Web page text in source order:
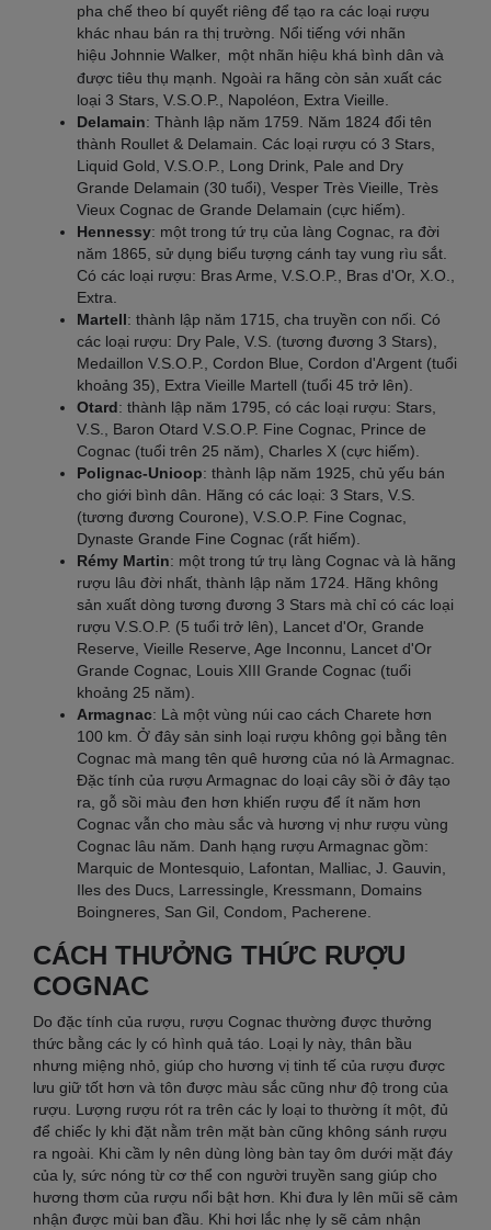
pha chế theo bí quyết riêng để tạo ra các loại rượu
khác nhau bán ra thị trường. Nổi tiếng với nhãn
hiệu Johnnie Walker
một nhãn hiệu khá bình dân và
được tiêu thụ mạnh. Ngoài ra hãng còn sản xuất các
loại 3 Stars, V.S.O.P., Napoléon, Extra Vieille.
Delamain: Thành lập năm 1759. Năm 1824 đổi tên
thành Roullet & Delamain. Các loại rượu có 3 Stars,
Liquid Gold, V.S.O.P., Long Drink, Pale and Dry
Grande Delamain (30 tuổi), Vesper Très Vieille, Très
Vieux Cognac de Grande Delamain (cực hiếm).
Hennessy: một trong tứ trụ của làng Cognac, ra đời
năm 1865, sử dụng biểu tượng cánh tay vung rìu sắt.
Có các loại rượu: Bras Arme, V.S.O.P., Bras d'Or, X.O.,
Extra.
Martell: thành lập năm 1715, cha truyền con nối. Có
các loại rượu: Dry Pale, V.S. (tương đương 3 Stars),
Medaillon V.S.O.P., Cordon Blue, Cordon d'Argent (tuổi
khoảng 35), Extra Vieille Martell (tuổi 45 trở lên).
Otard: thành lập năm 1795, có các loại rượu: Stars,
V.S., Baron Otard V.S.O.P. Fine Cognac, Prince de
Cognac (tuổi trên 25 năm), Charles X (cực hiếm).
Polignac-Unioop: thành lập năm 1925, chủ yếu bán
cho giới bình dân. Hãng có các loại: 3 Stars, V.S.
(tương đương Courone), V.S.O.P. Fine Cognac,
Dynaste Grande Fine Cognac (rất hiếm).
Rémy Martin: một trong tứ trụ làng Cognac và là hãng
rượu lâu đời nhất, thành lập năm 1724. Hãng không
sản xuất dòng tương đương 3 Stars mà chỉ có các loại
rượu V.S.O.P. (5 tuổi trở lên), Lancet d'Or, Grande
Reserve, Vieille Reserve, Age Inconnu, Lancet d'Or
Grande Cognac, Louis XIII Grande Cognac (tuổi
khoảng 25 năm).
Armagnac: Là một vùng núi cao cách Charete hơn
100 km. Ở đây sản sinh loại rượu không gọi bằng tên
Cognac mà mang tên quê hương của nó là Armagnac.
Đặc tính của rượu Armagnac do loại cây sồi ở đây tạo
ra, gỗ sồi màu đen hơn khiến rượu để ít năm hơn
Cognac vẫn cho màu sắc và hương vị như rượu vùng
Cognac lâu năm. Danh hạng rượu Armagnac gồm:
Marquic de Montesquio, Lafontan, Malliac, J. Gauvin,
Iles des Ducs, Larressingle, Kressmann, Domains
Boingneres, San Gil, Condom, Pacherene.
CÁCH THƯỞNG THỨC RƯỢU
COGNAC
Do đặc tính của rượu, rượu Cognac thường được thưởng
thức bằng các ly có hình quả táo. Loại ly này, thân bầu
nhưng miệng nhỏ, giúp cho hương vị tinh tế của rượu được
lưu giữ tốt hơn và tôn được màu sắc cũng như độ trong của
rượu. Lượng rượu rót ra trên các ly loại to thường ít một, đủ
để chiếc ly khi đặt nằm trên mặt bàn cũng không sánh rượu
ra ngoài. Khi cầm ly nên dùng lòng bàn tay ôm dưới mặt đáy
của ly, sức nóng từ cơ thể con người truyền sang giúp cho
hương thơm của rượu nổi bật hơn. Khi đưa ly lên mũi sẽ cảm
nhận được mùi ban đầu. Khi hơi lắc nhẹ ly sẽ cảm nhận